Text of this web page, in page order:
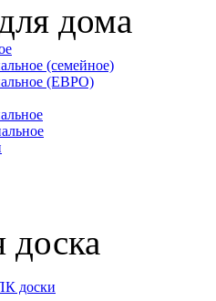
дома
(семейное)
(ЕВРО)
доска
доски